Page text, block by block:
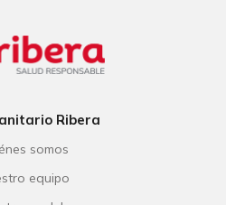
Ribera
somos
equipo